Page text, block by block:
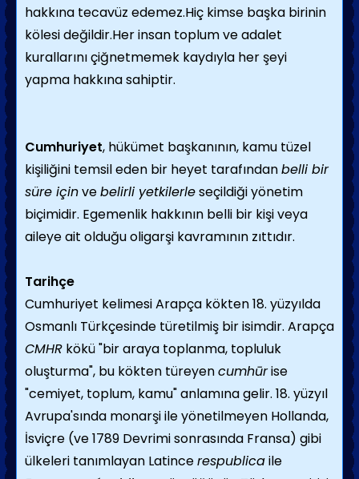
hakkına tecavüz edemez.Hiç kimse başka birinin
kölesi değildir.Her insan toplum ve adalet
kurallarını çiğnetmemek kaydıyla her şeyi
yapma hakkına sahiptir.
Cumhuriyet, hükümet başkanının, kamu tüzel
kişiliğini temsil eden bir heyet tarafındanbelli bir
süre içinvebelirli yetkilerleseçildiği yönetim
biçimidir. Egemenlik hakkının belli bir kişi veya
aileye ait olduğuoligarşi kavramının zıttıdır.
Tarihçe
Cumhuriyet kelimesi Arapça kökten 18. yüzyılda
Osmanlı Türkçesinde türetilmiş bir isimdir. Arapça
CMHR kökü "bir araya toplanma, topluluk
oluşturma", bu kökten türeyencumhūrise
"cemiyet, toplum, kamu" anlamına gelir. 18. yüzyıl
Avrupa'sında monarşi ile yönetilmeyen Hollanda,
İsviçre (ve 1789 Devrimi sonrasında Fransa) gibi
ülkeleri tanımlayan Latincerespublicaile